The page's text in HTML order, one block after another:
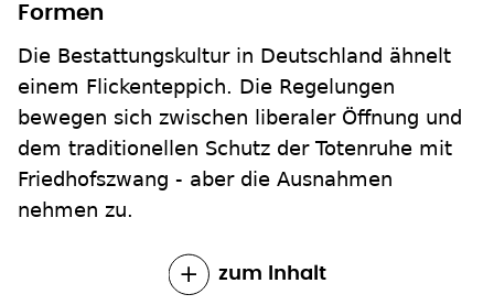
Formen
Die Bestattungskultur in Deutschland ähnelt
einem Flickenteppich. Die Regelungen
bewegen sich zwischen liberaler Öffnung und
dem traditionellen Schutz der Totenruhe mit
Friedhofszwang - aber die Ausnahmen
nehmen zu.
zum Inhalt